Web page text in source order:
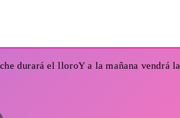
durará el lloroY a la mañana vendrá la